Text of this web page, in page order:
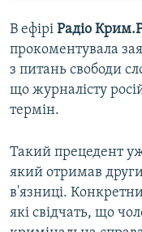
В ефірі Радіо
прокоментувала
з питань свободи
що журналісту
термін.
Такий прецедент
який отримав
в'язниці.
які свідчать, що